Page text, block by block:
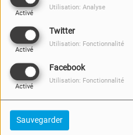
Activé
Utilisation: Analyse
Twitter
Activé
Utilisation: Fonctionnalité
Facebook
Activé
Utilisation: Fonctionnalité
Sauvegarder
14 JUIN 2019 - 3573 VUES
Écouter le podcast
Ce vendredi l'équipe du Carré